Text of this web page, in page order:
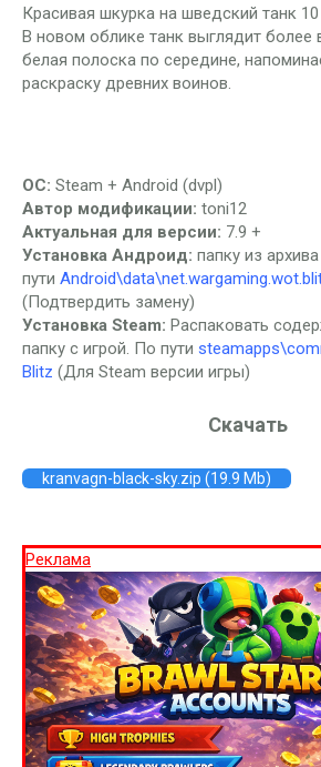
Красивая шкурка на шведский танк
В новом облике танк выглядит более
белая полоска по середине,
раскраску древних воинов.
ОС: Steam + Android (dvpl)
Автор модификации: toni12
Актуальная для версии: 7.9 +
Установка Андроид: папку из
пути
(Подтвердить замену)
Установка Steam: Распаковать
папку с игрой. По пути
Blitz (Для Steam версии игры)
Скачать
kranvagn-black-sky.zip (19.9 Mb)
Реклама